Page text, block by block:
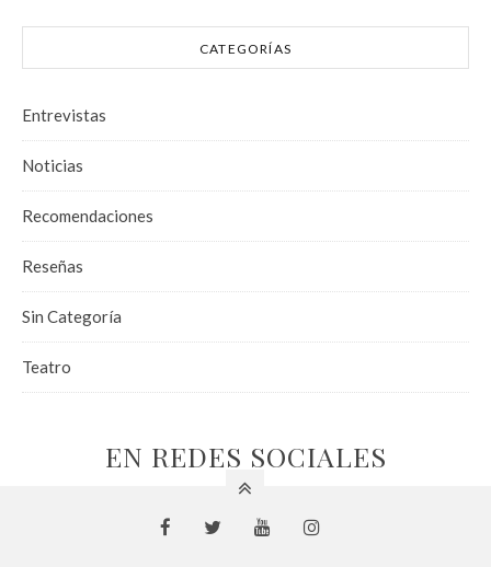
CATEGORÍAS
Entrevistas
Noticias
Recomendaciones
Reseñas
Sin Categoría
Teatro
EN REDES SOCIALES